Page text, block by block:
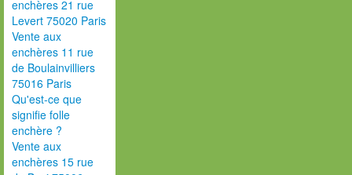
enchères 21 rue
Levert 75020 Paris
Vente aux
enchères 11 rue
de Boulainvilliers
75016 Paris
Qu'est-ce que
signifie folle
enchère ?
Vente aux
enchères 15 rue